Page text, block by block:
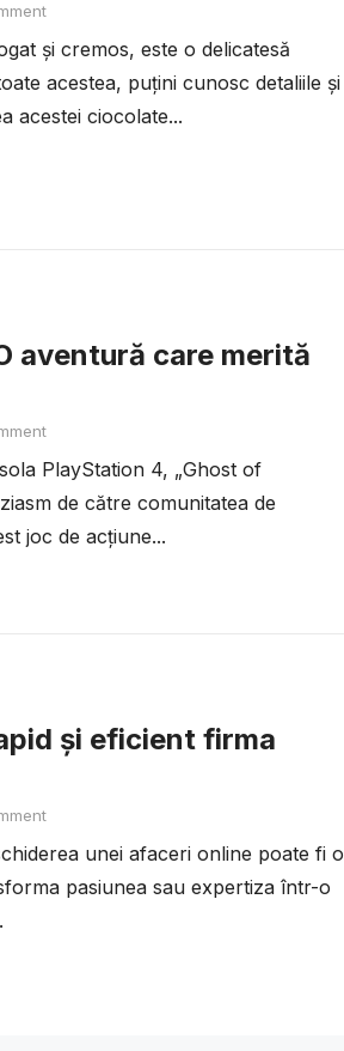
și cremos, este o delicatesă
acestea, puțini cunosc detaliile și
acestei ciocolate...
aventură care merită
PlayStation 4, „Ghost of
de către comunitatea de
joc de acțiune...
și eficient firma
unei afaceri online poate fi o
pasiunea sau expertiza într-o